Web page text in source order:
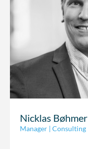
Nicklas Bøhmer
Manager | Consulting